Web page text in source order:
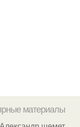
материалы